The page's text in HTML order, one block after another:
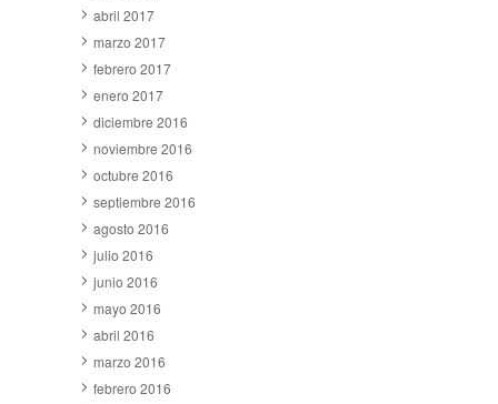
abril 2017
marzo 2017
febrero 2017
enero 2017
diciembre 2016
noviembre 2016
octubre 2016
septiembre 2016
agosto 2016
julio 2016
junio 2016
mayo 2016
abril 2016
marzo 2016
febrero 2016